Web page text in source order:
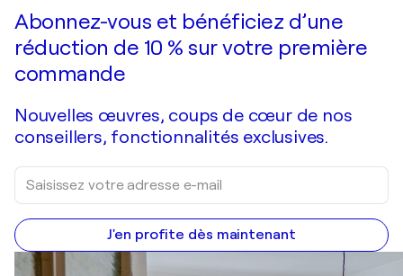
Abonnez-vous et bénéficiez d’une
réduction de 10 % sur votre première
commande
Nouvelles œuvres, coups de cœur de nos
conseillers, fonctionnalités exclusives.
J'en profite dès maintenant